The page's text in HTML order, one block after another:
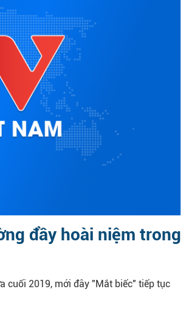
đầy hoài niệm trong
cuối 2019, mới đây "Mắt biếc" tiếp tục